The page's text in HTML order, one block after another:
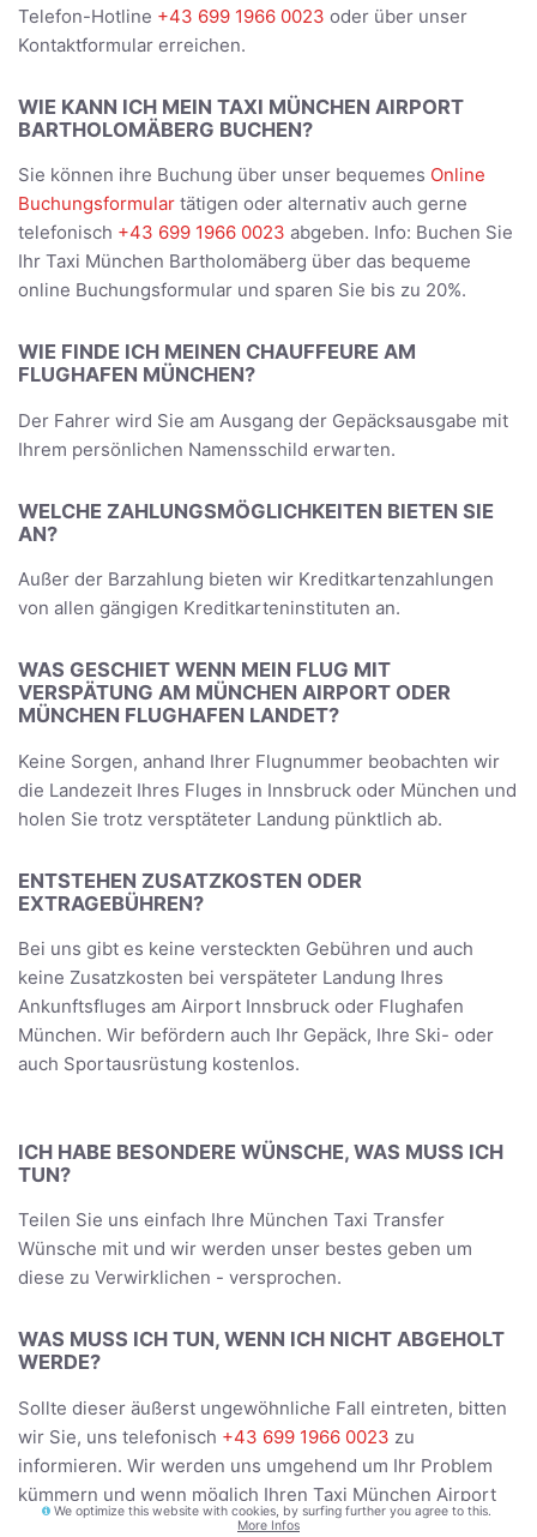
Telefon-Hotline +43 699 1966 0023 oder über unser
Kontaktformular erreichen.
WIE KANN ICH MEIN TAXI MÜNCHEN AIRPORT
BARTHOLOMÄBERG BUCHEN?
Sie können ihre Buchung über unser bequemes Online
Buchungsformular tätigen oder alternativ auch gerne
telefonisch +43 699 1966 0023 abgeben. Info: Buchen Sie
Ihr Taxi München Bartholomäberg über das bequeme
online Buchungsformular und sparen Sie bis zu 20%.
WIE FINDE ICH MEINEN CHAUFFEURE AM
FLUGHAFEN MÜNCHEN?
Der Fahrer wird Sie am Ausgang der Gepäcksausgabe mit
Ihrem persönlichen Namensschild erwarten.
WELCHE ZAHLUNGSMÖGLICHKEITEN BIETEN SIE
AN?
Außer der Barzahlung bieten wir Kreditkartenzahlungen
von allen gängigen Kreditkarteninstituten an.
WAS GESCHIET WENN MEIN FLUG MIT
VERSPÄTUNG AM MÜNCHEN AIRPORT ODER
MÜNCHEN FLUGHAFEN LANDET?
Keine Sorgen, anhand Ihrer Flugnummer beobachten wir
die Landezeit Ihres Fluges in Innsbruck oder München und
holen Sie trotz versptäteter Landung pünktlich ab.
ENTSTEHEN ZUSATZKOSTEN ODER
EXTRAGEBÜHREN?
Bei uns gibt es keine versteckten Gebühren und auch
keine Zusatzkosten bei verspäteter Landung Ihres
Ankunftsfluges am Airport Innsbruck oder Flughafen
München. Wir befördern auch Ihr Gepäck, Ihre Ski- oder
auch Sportausrüstung kostenlos.
ICH HABE BESONDERE WÜNSCHE, WAS MUSS ICH
TUN?
Teilen Sie uns einfach Ihre München Taxi Transfer
Wünsche mit und wir werden unser bestes geben um
diese zu Verwirklichen - versprochen.
WAS MUSS ICH TUN, WENN ICH NICHT ABGEHOLT
WERDE?
Sollte dieser äußerst ungewöhnliche Fall eintreten, bitten
wir Sie, uns telefonisch +43 699 1966 0023 zu
informieren. Wir werden uns umgehend um Ihr Problem
kümmern und wenn möglich Ihren Taxi München Airport
Bartholomäberg Transfer unverzüglich neu organisieren.
We optimize this website with cookies, by surfing further you agree to this.
More Infos